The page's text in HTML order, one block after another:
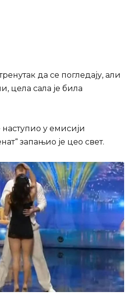
да се погледају, али
цела сала је била
наступио у емисији
запањио је цео свет.